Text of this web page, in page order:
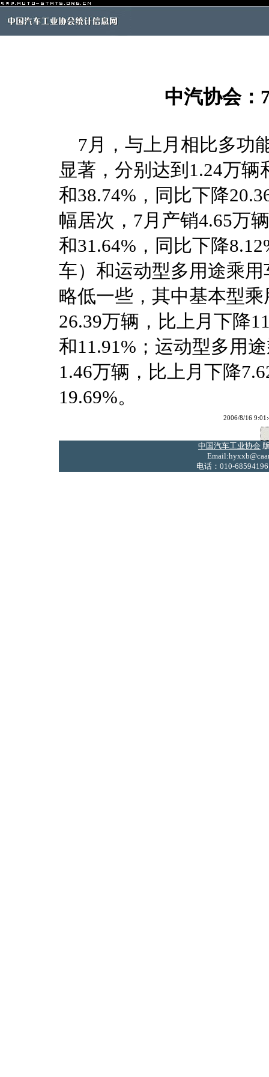
中汽协会：
7月，与上月相比多功
显著，分别达到1.24万辆
和38.74%，同比下降
幅居次，7月产销4.65万
和31.64%，同比下降
车）和运动型多用途乘
略低一些，其中基本型
26.39万辆，比上月下降
和11.91%；运动型多用
1.46万辆，比上月下降
19.69%。
2006/8/16
中国汽车工业协会
电话：010-